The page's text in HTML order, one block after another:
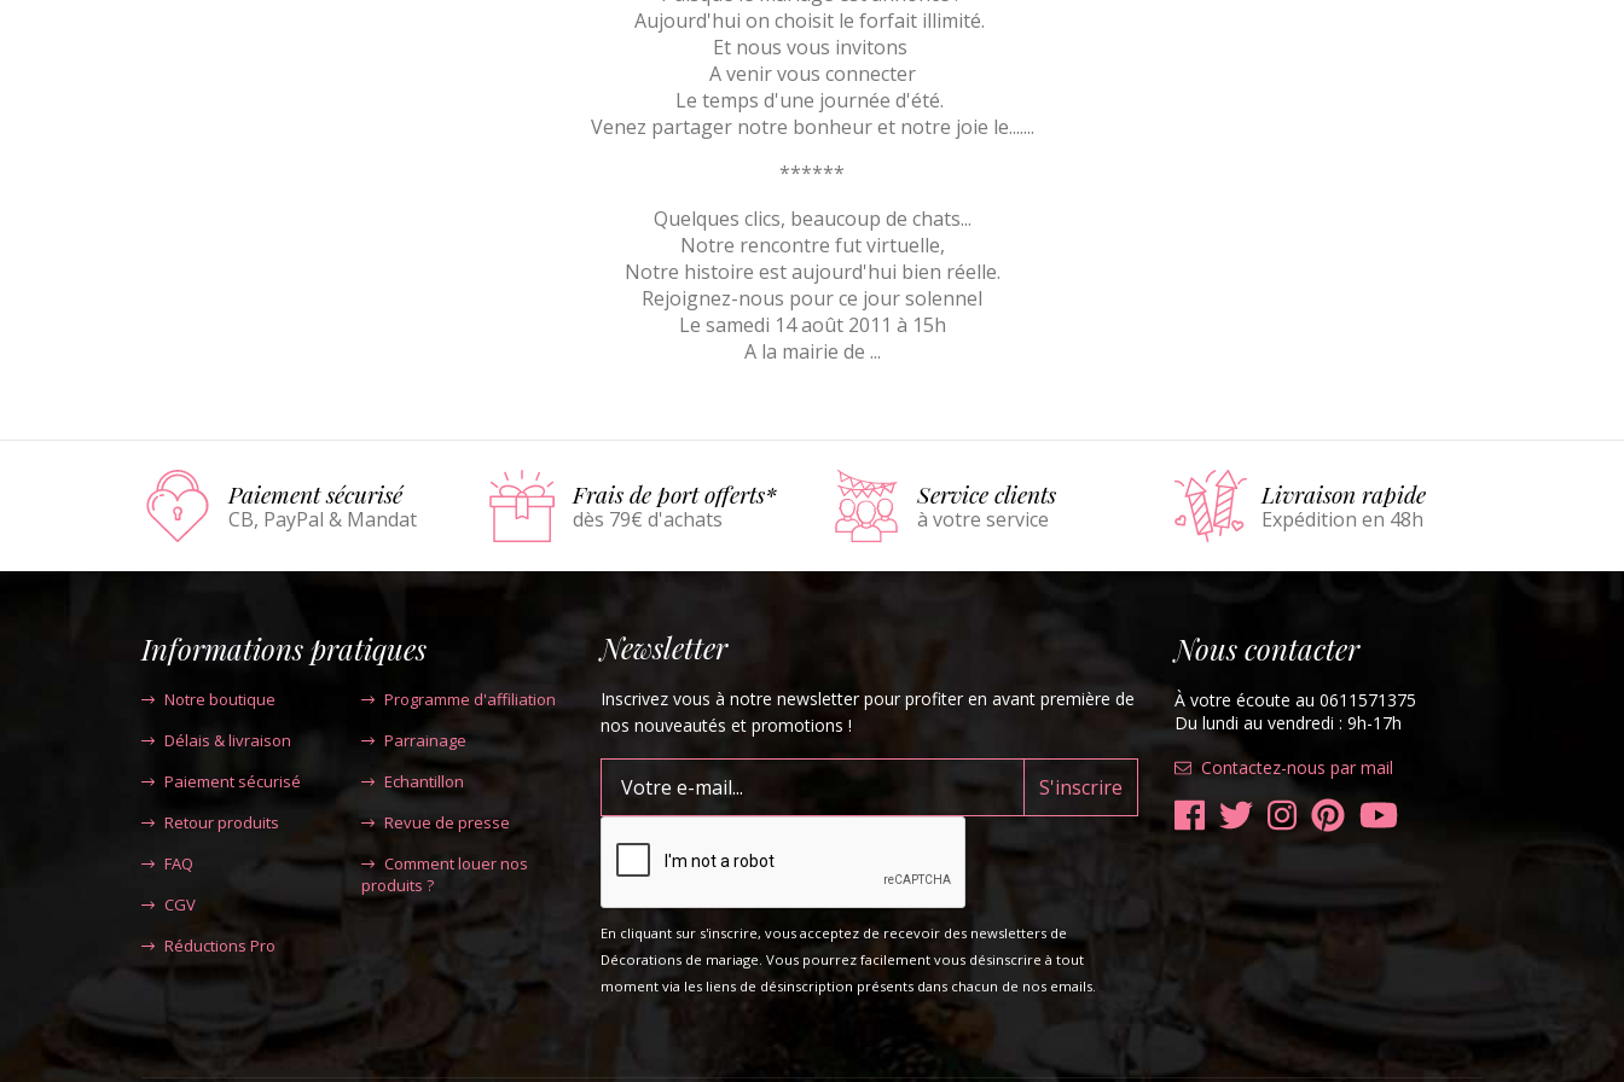
Aujourd'hui on choisit le forfait illimité.
Et nous vous invitons
A venir vous connecter
Le temps d'une journée d'été.
Venez partager notre bonheur et notre joie le.......
******
Quelques clics, beaucoup de chats...
Notre rencontre fut virtuelle,
Notre histoire est aujourd'hui bien réelle.
Rejoignez-nous pour ce jour solennel
Le samedi 14 août 2011 à 15h
A la mairie de ...
Paiement sécurisé
CB, PayPal & Mandat
Frais de port offerts*
dès 79€ d'achats
Service clients
à votre service
Livraison rapide
Expédition en 48h
Informations pratiques
Notre boutique
Délais & livraison
Paiement sécurisé
Retour produits
FAQ
CGV
Réductions Pro
Programme d'affiliation
Parrainage
Echantillon
Revue de presse
Comment louer nos
produits ?
Newsletter
Inscrivez vous à notre newsletter pour profiter en avant première de
nos nouveautés et promotions !
En cliquant sur s'inscrire, vous acceptez de recevoir des newsletters de
Décorations de mariage. Vous pourrez facilement vous désinscrire à tout
moment via les liens de désinscription présents dans chacun de nos emails.
Nous contacter
À votre écoute au 0611571375
Du lundi au vendredi : 9h-17h
Contactez-nous par mail